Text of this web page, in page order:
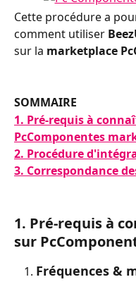
Cette procédure a
comment utiliser
sur la marketplace
SOMMAIRE
1. Pré-requis à
PcComponentes
2. Procédure
3. Correspondance
1. Pré-requis à
sur
Fréquences &